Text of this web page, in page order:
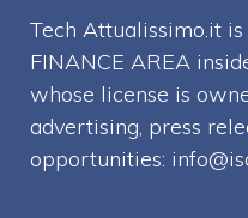
Tech Attualissimo.it
FINANCE AREA
whose license is
advertising, press
opportunities: